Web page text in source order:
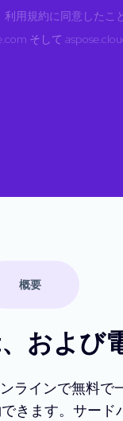
利用規約に同意したこ
そして
概要
および
インで無料で
きます。サー